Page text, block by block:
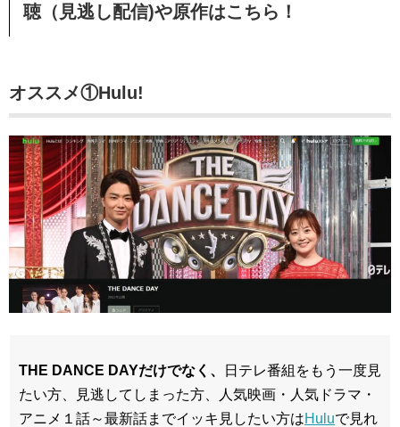
聴（見逃し配信)や原作はこちら！
オススメ①Hulu!
THE DANCE DAYだけでなく、
日テレ番組をもう一度見
たい方、見逃してしまった方、人気映画・人気ドラマ・
アニメ１話～最新話までイッキ見したい方はHuluで見れ